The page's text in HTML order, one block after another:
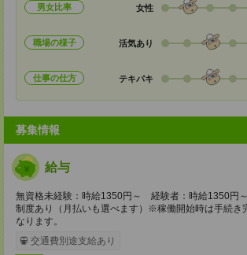
男女比率 女性
職場の様子 活気あり
仕事の仕方 テキパキ
募集情報
給与
無資格未経験：時給1350円～ 経験者：時給1350
制度あり（月払いも選べます）※稼働開始時は手続き
なります。
交通費別途支給あり